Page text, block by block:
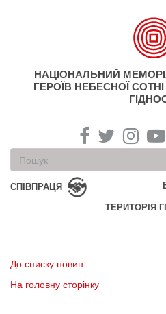
НАЦІОНАЛЬНИЙ
ГЕРОЇВ НЕБЕСНОЇ
Пошукова
форма
Пошук
СПІВПРАЦЯ
ТЕРИТОРІЯ
До списку новин
На головну сторінку